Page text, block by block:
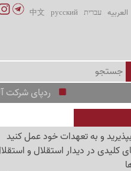
العربیه עברית русский
中文
ردپای شرکت
و به تعهدات خود عمل کنید
کلیدی در دیدار استقلال و